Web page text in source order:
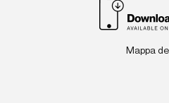
Mappa